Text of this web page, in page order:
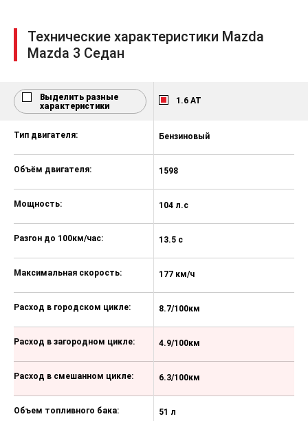
Система «ЭРА-ГЛОНАСС»
Bluetooth
Аудиосистема, 6 динамиков
Противотуманные светодиодные
Легкосплавные колесные диски
Малоразмерное запасное колесо
Цвет «металлик» 18 000 ₽
Цвет Machine Grey 24 000 ₽
Навигационная система 25 000 ₽
дополнительным иммобилайзером
37 900 ₽
Спутниковая охранно-поисковая
система 36 400 ₽
Технические характеристики Mazda
Mazda 3 Седан
Выделить разные
характеристики
1.6 AT
Тип двигателя:
Объём двигателя:
Мощность:
Разгон до 100км/час:
Максимальная скорость:
Расход в городском цикле:
Расход в загородном цикле:
Расход в смешанном цикле:
Объем топливного бака:
Бензиновый
1598
104 л.с
13.5 с
177 км/ч
8.7/100км
4.9/100км
6.3/100км
51 л